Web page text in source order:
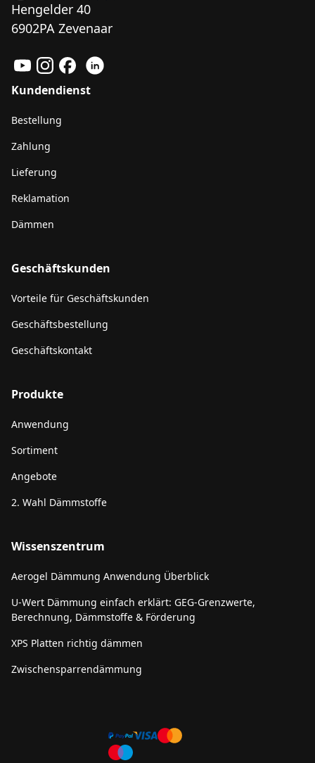
Hengelder 40
6902PA Zevenaar
Kundendienst
Bestellung
Zahlung
Lieferung
Reklamation
Dämmen
Geschäftskunden
Vorteile für Geschäftskunden
Geschäftsbestellung
Geschäftskontakt
Produkte
Anwendung
Sortiment
Angebote
2. Wahl Dämmstoffe
Wissenszentrum
Aerogel Dämmung Anwendung Überblick
U-Wert Dämmung einfach erklärt: GEG-Grenzwerte,
Berechnung, Dämmstoffe & Förderung
XPS Platten richtig dämmen
Zwischensparrendämmung